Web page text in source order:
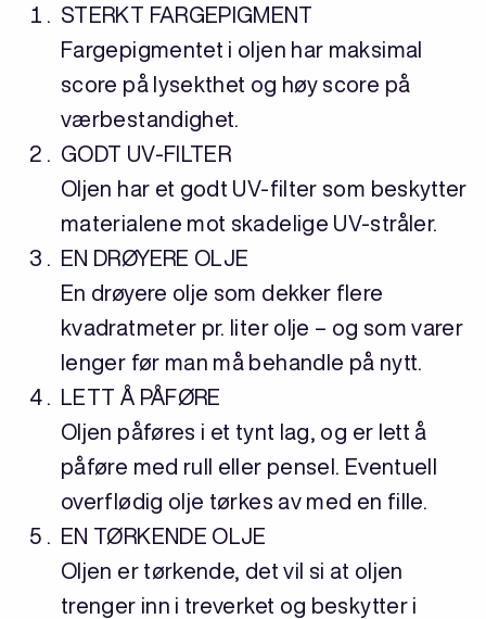
STERKT FARGEPIGMENT
Fargepigmentet i oljen har maksimal
score på lysekthet og høy score på
værbestandighet.
GODT UV-FILTER
Oljen har et godt UV-filter som beskytter
materialene mot skadelige UV-stråler.
EN DRØYERE OLJE
En drøyere olje som dekker flere
kvadratmeter pr. liter olje – og som varer
lenger før man må behandle på nytt.
LETT Å PÅFØRE
Oljen påføres i et tynt lag, og er lett å
påføre med rull eller pensel. Eventuell
overflødig olje tørkes av med en fille.
EN TØRKENDE OLJE
Oljen er tørkende, det vil si at oljen
trenger inn i treverket og beskytter i